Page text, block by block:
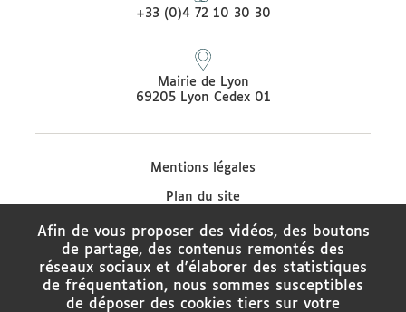
+33 (0)4 72 10 30 30
Mairie de Lyon
69205 Lyon Cedex 01
Mentions légales
Plan du site
Protection des données
Contacter le médiateur de la Ville de Lyon
Charte de modération des réseaux sociaux
Afin de vous proposer des vidéos, des boutons
de partage, des contenus remontés des
réseaux sociaux et d'élaborer des statistiques
de fréquentation, nous sommes susceptibles
de déposer des cookies tiers sur votre